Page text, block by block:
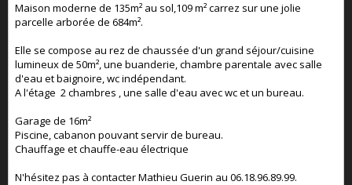
Maison moderne de 135m² au sol,109 m² carrez sur une jolie
parcelle arborée de 684m².
Elle se compose au rez de chaussée d'un grand séjour/cuisine
lumineux de 50m², une buanderie, chambre parentale avec salle
d'eau et baignoire, wc indépendant.
A l'étage 2 chambres , une salle d'eau avec wc et un bureau.
Garage de 16m²
Piscine, cabanon pouvant servir de bureau.
Chauffage et chauffe-eau électrique
N'hésitez pas à contacter Mathieu Guerin au 06.18.96.89.99.